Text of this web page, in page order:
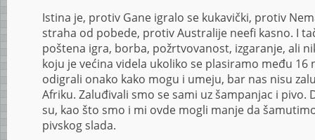
Istina je, protiv Gane igralo se kukavički, protiv
straha od pobede, protiv Australije neefi kasno. I
poštena igra, borba, požrtvovanost, izgaranje, ali
koju je većina videla ukoliko se plasiramo među 16
odigrali onako kako mogu i umeju, bar nas nisu
Afriku. Zaluđivali smo se sami uz šampanjac i pivo.
su, kao što smo i mi ovde mogli manje da
pivskog slada.